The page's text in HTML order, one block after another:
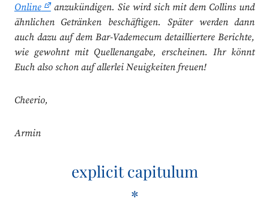
Online
anzukündigen. Sie wird sich mit dem Collins und
ähnlichen Getränken beschäftigen. Später werden dann
auch dazu auf dem Bar-Vademecum detailliertere Berichte,
wie gewohnt mit Quellenangabe, erscheinen. Ihr könnt
Euch also schon auf allerlei Neuigkeiten freuen!
Cheerio,
Armin
explicit capitulum
*